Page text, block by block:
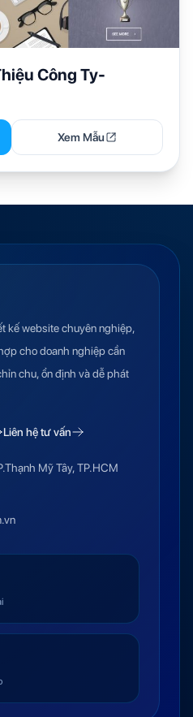
Công Ty-
Xem Mẫu
kế website chuyên nghiệp,
cho doanh nghiệp cần
chu, ổn định và dễ phát
Liên hệ tư vấn
Mỹ Tây, TP.HCM